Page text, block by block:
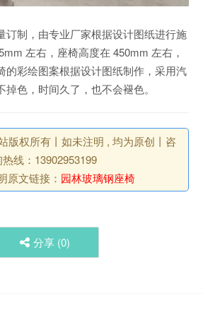
订制，由专业厂家根据设计图纸进行施
左右，座椅高度在 450mm 左右，
的彩绘图案根据设计图纸制作，采用汽
色，时间久了，也不会褪色。
版权所有丨如未注明 , 均为原创丨咨
热线：13902953199
原文链接： 园林玻璃钢座椅
分享 (0)